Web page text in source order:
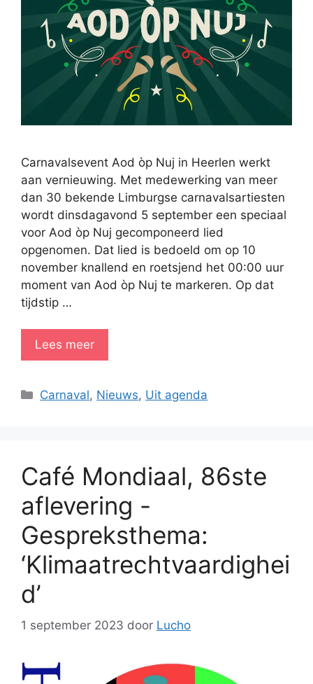
Carnavalsevent Aod òp Nuj in Heerlen werkt
aan vernieuwing. Met medewerking van meer
dan 30 bekende Limburgse carnavalsartiesten
wordt dinsdagavond 5 september een speciaal
voor Aod òp Nuj gecomponeerd lied
opgenomen. Dat lied is bedoeld om op 10
november knallend en roetsjend het 00:00 uur
moment van Aod òp Nuj te markeren. Op dat
tijdstip …
Lees meer
Categorieën
Carnaval, Nieuws, Uit agenda
Café Mondiaal, 86ste
aflevering -
Gespreksthema:
‘Klimaatrechtvaardighei
d’
1 september 2023 door Lucho